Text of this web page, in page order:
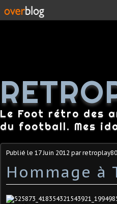
Le Foot rétro des
du football. Mes
Publié le 17 Juin 2012 par retroplay80
Hommage à